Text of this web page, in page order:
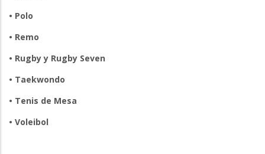
• Polo
• Remo
• Rugby y Rugby Seven
• Taekwondo
• Tenis de Mesa
• Voleibol